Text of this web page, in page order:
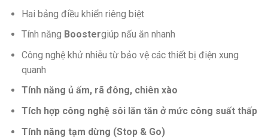
Hai bảng điều khiển riêng biệt
Tính năng Boostergiúp nấu ăn nhanh
Công nghệ khử nhiễu từ bảo vệ các thiết bị điện xung
quanh
Tính năng ủ ấm, rã đông, chiên xào
Tích hợp công nghệ sôi lăn tăn ở mức công suất thấp
Tính năng tạm dừng (Stop & Go)